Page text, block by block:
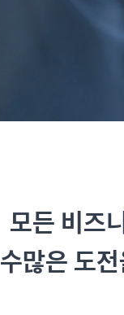
모든 비즈
수많은 도